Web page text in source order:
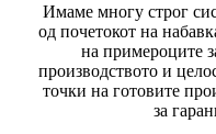
Имаме многу строг
од почетокот на
на примероците
производството и
точки на готовите
за